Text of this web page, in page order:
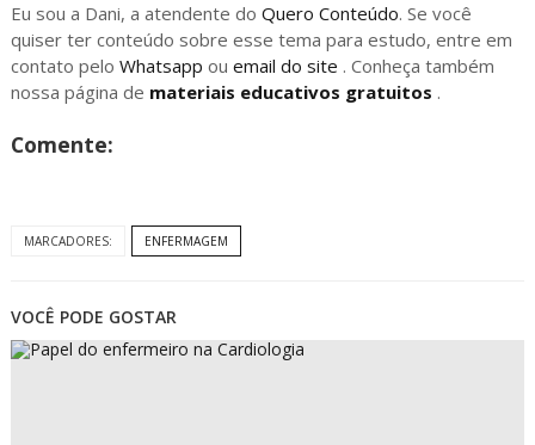
Eu sou a Dani, a atendente do Quero Conteúdo. Se você
quiser ter conteúdo sobre esse tema para estudo, entre em
contato pelo Whatsapp ou email do site . Conheça também
nossa página de materiais educativos gratuitos .
Comente:
MARCADORES: ENFERMAGEM
VOCÊ PODE GOSTAR